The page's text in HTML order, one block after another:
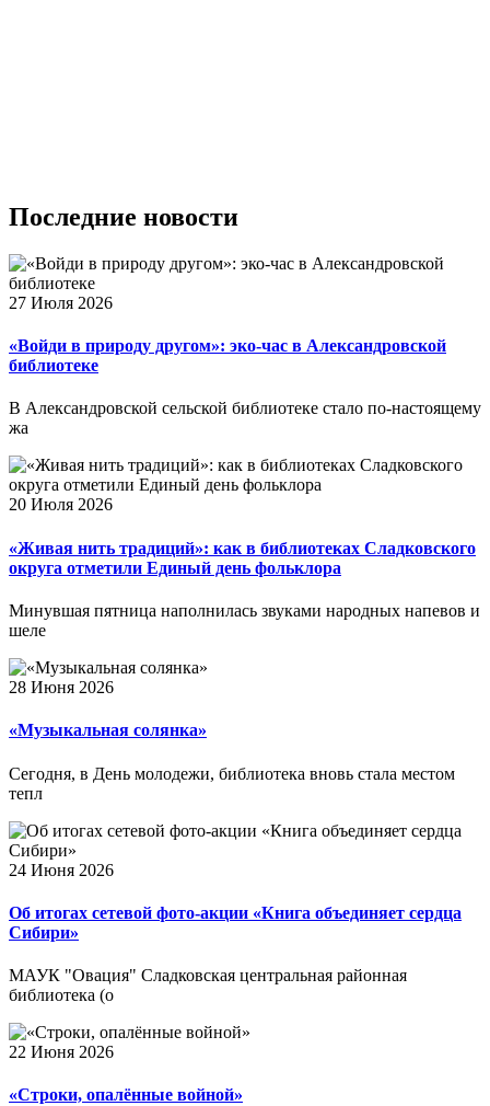
Последние новости
27 Июля 2026
«Войди в природу другом»: эко-час в Александровской
библиотеке
В Александровской сельской библиотеке стало по-настоящему
жа
20 Июля 2026
«Живая нить традиций»: как в библиотеках Сладковского
округа отметили Единый день фольклора
Минувшая пятница наполнилась звуками народных напевов и
шеле
28 Июня 2026
«Музыкальная солянка»
Сегодня, в День молодежи, библиотека вновь стала местом
тепл
24 Июня 2026
Об итогах сетевой фото-акции «Книга объединяет сердца
Сибири»
МАУК "Овация" Сладковская центральная районная
библиотека (о
22 Июня 2026
«Строки, опалённые войной»